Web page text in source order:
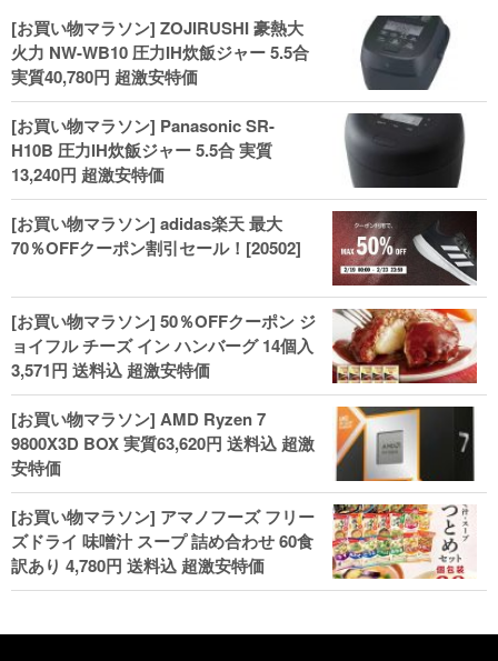
[お買い物マラソン] ZOJIRUSHI 豪熱大
火力 NW-WB10 圧力IH炊飯ジャー 5.5合
実質40,780円 超激安特価
[お買い物マラソン] Panasonic SR-
H10B 圧力IH炊飯ジャー 5.5合 実質
13,240円 超激安特価
[お買い物マラソン] adidas楽天 最大
70％OFFクーポン割引セール！[20502]
[お買い物マラソン] 50％OFFクーポン ジ
ョイフル チーズ イン ハンバーグ 14個入
3,571円 送料込 超激安特価
[お買い物マラソン] AMD Ryzen 7
9800X3D BOX 実質63,620円 送料込 超激
安特価
[お買い物マラソン] アマノフーズ フリー
ズドライ 味噌汁 スープ 詰め合わせ 60食
訳あり 4,780円 送料込 超激安特価